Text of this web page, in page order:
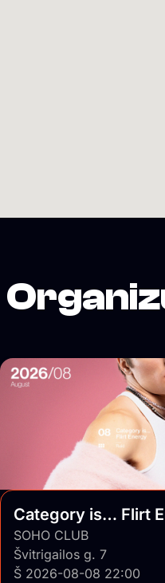
Category is… Flirt
SOHO CLUB
Švitrigailos g. 7
Š 2026-08-08 22:00